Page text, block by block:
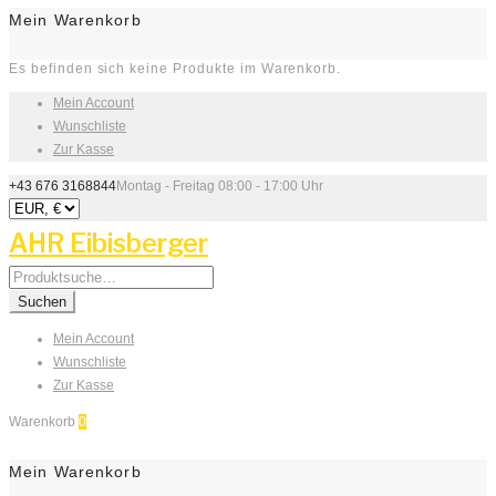
Mein Warenkorb
Es befinden sich keine Produkte im Warenkorb.
Mein Account
Wunschliste
Zur Kasse
+43 676 3168844Montag - Freitag 08:00 - 17:00 Uhr
AHR Eibisberger
Search
for:
Suchen
Mein Account
Wunschliste
Zur Kasse
Warenkorb 0
Mein Warenkorb